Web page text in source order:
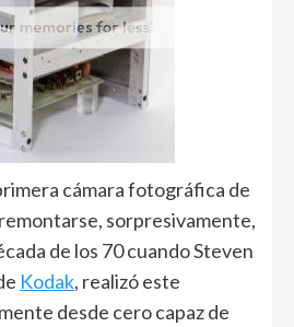
cámara fotográfica de
sorpresivamente,
de los 70 cuando Steven
Kodak, realizó este
desde cero capaz de